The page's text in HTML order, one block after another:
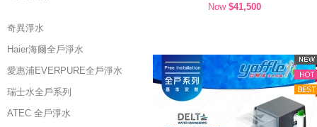
奇異淨水
Haier海爾全戶淨水
愛惠浦EVERPURE全戶淨水
瑞士水全戶系列
ATEC 全戶淨水
Now $41,500